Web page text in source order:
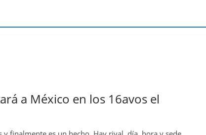
a México en los 16avos el